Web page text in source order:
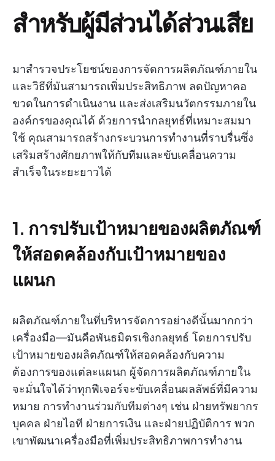
สำหรับผู้มีส่วนได้ส่วนเสีย
มาสำรวจประโยชน์ของการจัดการผลิตภัณฑ์ภายใน
และวิธีที่มันสามารถเพิ่มประสิทธิภาพ ลดปัญหาคอ
ขวดในการดำเนินงาน และส่งเสริมนวัตกรรมภายใน
องค์กรของคุณได้ ด้วยการนำกลยุทธ์ที่เหมาะสมมา
ใช้ คุณสามารถสร้างกระบวนการทำงานที่ราบรื่นซึ่ง
เสริมสร้างศักยภาพให้กับทีมและขับเคลื่อนความ
สำเร็จในระยะยาวได้
1. การปรับเป้าหมายของผลิตภัณฑ์
ให้สอดคล้องกับเป้าหมายของ
แผนก
ผลิตภัณฑ์ภายในที่บริหารจัดการอย่างดีนั้นมากกว่า
เครื่องมือ—มันคือพันธมิตรเชิงกลยุทธ์ โดยการปรับ
เป้าหมายของผลิตภัณฑ์ให้สอดคล้องกับความ
ต้องการของแต่ละแผนก ผู้จัดการผลิตภัณฑ์ภายใน
จะมั่นใจได้ว่าทุกฟีเจอร์จะขับเคลื่อนผลลัพธ์ที่มีความ
หมาย การทำงานร่วมกับทีมต่างๆ เช่น ฝ่ายทรัพยากร
บุคคล ฝ่ายไอที ฝ่ายการเงิน และฝ่ายปฏิบัติการ พวก
เขาพัฒนาเครื่องมือที่เพิ่มประสิทธิภาพการทำงาน